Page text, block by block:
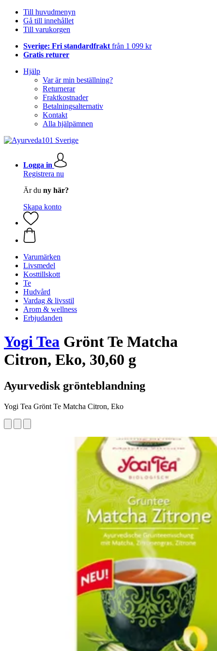
Till huvudmenyn
Gå till innehållet
Till varukorgen
Sverige: Fri standardfrakt från 1 099 kr
Gratis returer
Hjälp
Var är min beställning?
Returnerar
Fraktkostnader
Betalningsalternativ
Kontakt
Alla hjälpämnen
Logga in
Registrera nu
Är du ny här?
Skapa konto
Varumärken
Livsmedel
Kosttillskott
Te
Hudvård
Vardag & livsstil
Arom & wellness
Erbjudanden
Yogi Tea Grönt Te Matcha
Citron, Eko, 30,60 g
Ayurvedisk grönteblandning
Yogi Tea Grönt Te Matcha Citron, Eko